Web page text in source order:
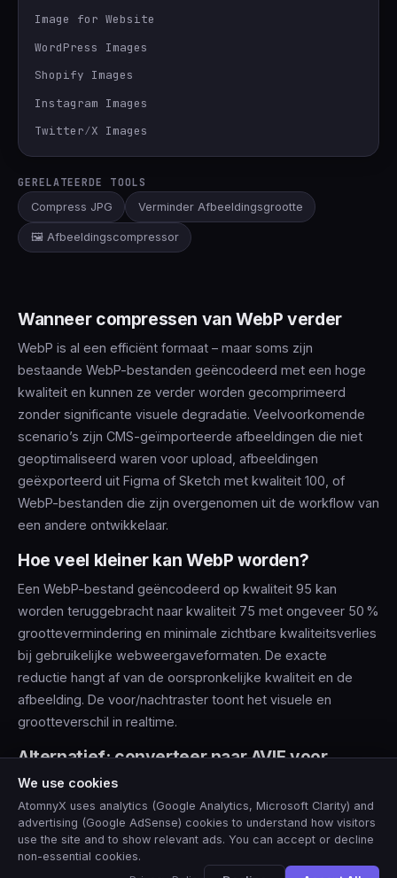
Image for Website
WordPress Images
Shopify Images
Instagram Images
Twitter∕X Images
GERELATEERDE TOOLS
Compress JPG
Verminder Afbeeldingsgrootte
🖼️ Afbeeldingscompressor
Wanneer compressen van WebP verder
WebP is al een efficiënt formaat – maar soms zijn
bestaande WebP-bestanden geëncodeerd met een hoge
kwaliteit en kunnen ze verder worden gecomprimeerd
zonder significante visuele degradatie. Veelvoorkomende
scenario’s zijn CMS-geïmporteerde afbeeldingen die niet
geoptimaliseerd waren voor upload, afbeeldingen
geëxporteerd uit Figma of Sketch met kwaliteit 100, of
WebP-bestanden die zijn overgenomen uit de workflow van
een andere ontwikkelaar.
Hoe veel kleiner kan WebP worden?
Een WebP-bestand geëncodeerd op kwaliteit 95 kan
worden teruggebracht naar kwaliteit 75 met ongeveer 50 %
groottevermindering en minimale zichtbare kwaliteitsverlies
bij gebruikelijke webweergaveformaten. De exacte
reductie hangt af van de oorspronkelijke kwaliteit en de
afbeelding. De voor/nachtraster toont het visuele en
grootteverschil in realtime.
Alternatief: converteer naar AVIF voor
maximale compressie
Als je maximale compressie nodig hebt en je publiek
moderne browsers gebruikt (Chrome/Firefox/Safari 16+),
converteer WebP naar AVIF met de
zal bestanden opleveren die
We use cookies
AtomnyX uses analytics (Google Analytics, Microsoft Clarity) and
advertising (Google AdSense) cookies to understand how visitors
use the site and to show relevant ads. You can accept or decline
non-essential cookies.
View this site in English Yes No, thanks